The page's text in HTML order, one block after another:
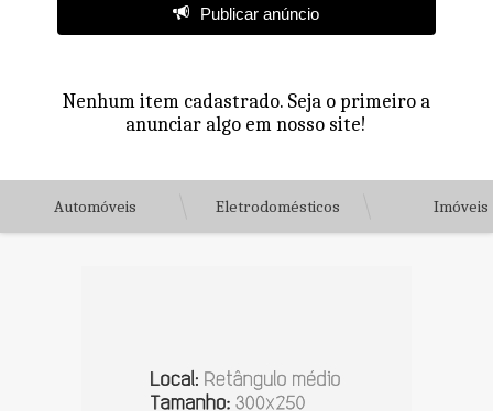
Publicar anúncio
Nenhum item cadastrado. Seja o primeiro a
anunciar algo em nosso site!
Automóveis Eletrodomésticos Imóveis